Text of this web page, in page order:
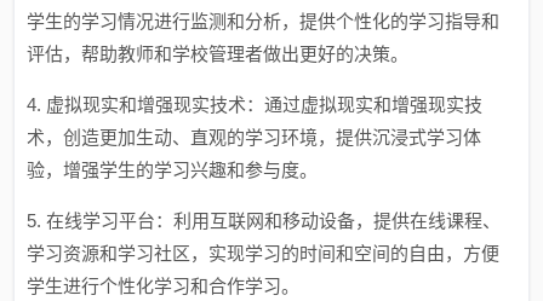
学生的学习情况进行监测和分析，提供个性化的学习指导和
评估，帮助教师和学校管理者做出更好的决策。
4. 虚拟现实和增强现实技术：通过虚拟现实和增强现实技
术，创造更加生动、直观的学习环境，提供沉浸式学习体
验，增强学生的学习兴趣和参与度。
5. 在线学习平台：利用互联网和移动设备，提供在线课程、
学习资源和学习社区，实现学习的时间和空间的自由，方便
学生进行个性化学习和合作学习。